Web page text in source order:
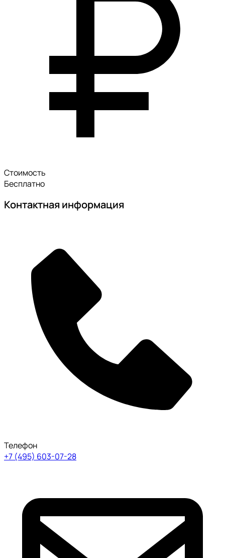
Стоимость
Бесплатно
Контактная информация
Телефон
+7 (495) 603-07-28